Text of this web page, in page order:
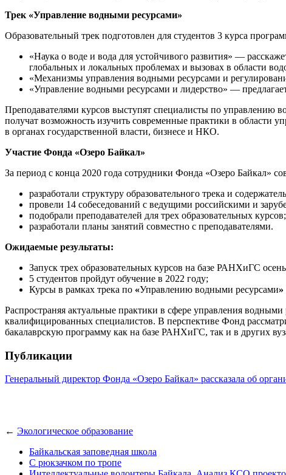
Трек «Управление водными ресурсами»
Образовательный трек подготовлен для студентов 3 курса
«Наука о воде и вода для устойчивого развития» —
глобальных и локальных проблемах и вызовах в области
«Механизмы управления водными ресурсами и
«Управление водными ресурсами и лидерство» —
Преподавателями курсов выступят специалисты по управлению
получат возможность изучить современные практики в области
в органах государственной власти, бизнесе и НКО.
Участие Фонда «Озеро Байкал»
За период с конца 2020 года сотрудники Фонда «Озеро
разработали структуру образовательного трека и
провели 14 собеседований с ведущими российскими и
подобрали преподавателей для трех образовательных курсов;
разработали планы занятий совместно с преподавателями.
Ожидаемые результаты:
Запуск трех образовательных курсов на базе РАНХиГС
5 студентов пройдут обучение в 2022 году;
Курсы в рамках трека по «Управлению водными ресурсами»
Распространяя актуальные практики в сфере управления
квалифицированных специалистов. В перспективе Фонд
бакалаврскую программу как на базе РАНХиГС, так и в других
Публикации
Генеральный директор Фонда «Озеро Байкал» рассказала об
← Экологическое образование
Байкальская заповедная школа
С рюкзачком по тропе